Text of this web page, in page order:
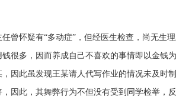
曾怀疑有“多动症”，但经医生检查，尚无生
很多，因而养成自己不喜欢的事情即以金钱
因此虽发现王某请人代写作业的情况未及时
因此，其舞弊行为不但没有受到同学检举，